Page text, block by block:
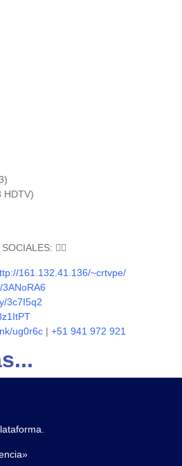
HDTV)
🕵️‍♀️
161.132.41.136/~crtvpe/
3c7I5q2
ug0r6c | +51 941 972 921